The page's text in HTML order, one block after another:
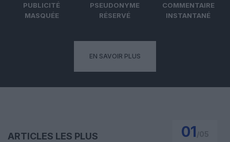
PUBLICITÉ
MASQUÉE
PSEUDONYME
RÉSERVÉ
COMMENTAIRE
INSTANTANÉ
EN SAVOIR PLUS
ARTICLES LES PLUS
01